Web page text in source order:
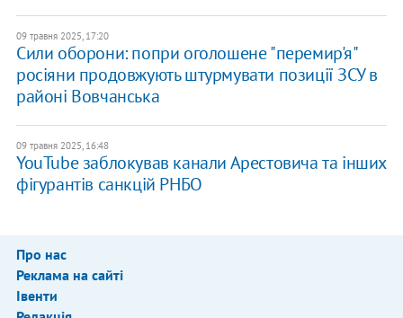
09 травня 2025, 17:20
Сили оборони: попри оголошене "перемир'я"
росіяни продовжують штурмувати позиції ЗСУ в
районі Вовчанська
09 травня 2025, 16:48
YouTube заблокував канали Арестовича та інших
фігурантів санкцій РНБО
Про нас
Реклама на сайті
Івенти